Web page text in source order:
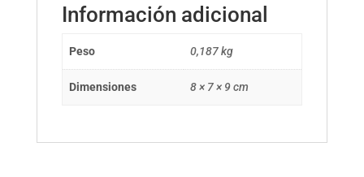
Información adicional
Peso 0,187 kg
Dimensiones 8 × 7 × 9 cm